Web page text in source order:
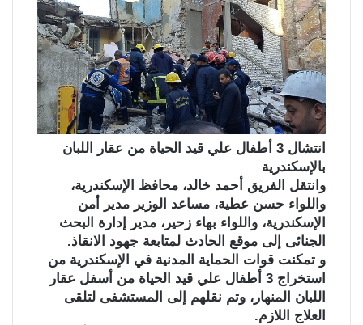
انتشال 3 أطفال علي قيد الحياة من عقار اللبان
بالإسكندرية
وانتقل الفريق أحمد خالد، محافظ الإسكندرية،
واللواء حسن عطية، مساعد الوزير مدير أمن
الإسكندرية، واللواء بهاء زحير، مدير إدارة البحث
الجنائى إلى موقع الحادث لمتابعة جهود الانقاذ.
و تمكنت قوات الحماية المدنية في الإسكندرية من
استخراج 3 أطفال علي قيد الحياة من أسفل عقار
اللبان المنهار، وتم نقلهم إلى المستشفى لتلقى
العلاج اللازم.